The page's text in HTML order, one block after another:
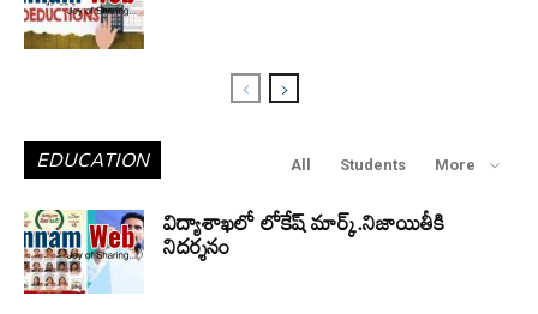
EDUCATION All Students More
విద్యాశాఖలో లోకేష్ మార్క్.నిజాయితీకి
నిదర్శనం